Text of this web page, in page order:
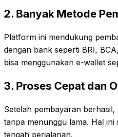
2. Banyak Metode
Platform ini mendukung
dengan bank seperti BRI,
bisa menggunakan e-wallet
3. Proses Cepat dan
Setelah pembayaran
tanpa menunggu lama. Hal ini
tengah perjalanan.